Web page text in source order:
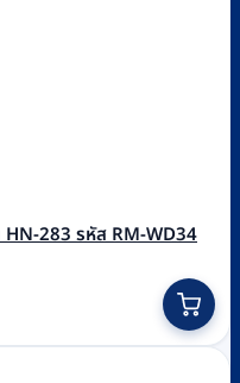
283 รหัส RM-WD34